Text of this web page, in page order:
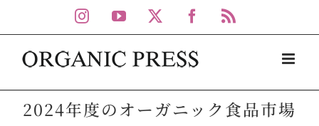
to
content
Instagram
YouTube Facebook
2024年度のオーガニック食品市場